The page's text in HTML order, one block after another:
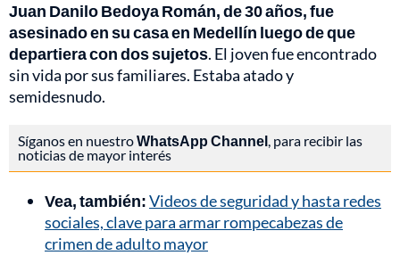
Juan Danilo Bedoya Román, de 30 años, fue
asesinado en su casa en Medellín luego de que
departiera con dos sujetos. El joven fue encontrado
sin vida por sus familiares. Estaba atado y
semidesnudo.
Síganos en nuestroWhatsApp Channel, para recibir las
noticias de mayor interés
Vea, también:Videos de seguridad y hasta redes
sociales, clave para armar rompecabezas de
crimen de adulto mayor